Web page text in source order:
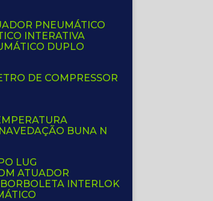
PNEUMÁTICO
INTERATIVA
DUPLO
DE COMPRESSOR
VEDAÇÃO BUNA N
LUG
ATUADOR
BORBOLETA INTERLOK